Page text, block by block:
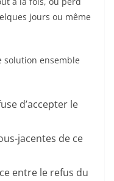
jours ou même
solution ensemble
d’accepter le
jacentes de ce
entre le refus du